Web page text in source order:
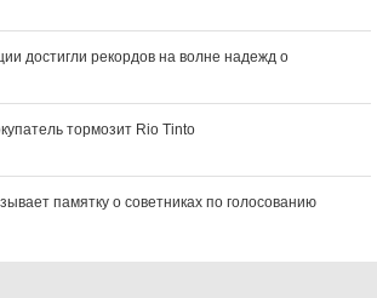
достигли рекордов на волне надежд о
тормозит Rio Tinto
памятку о советниках по голосованию